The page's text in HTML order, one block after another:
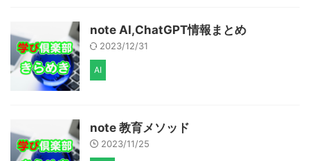
note AI,ChatGPT情報まとめ
2023/12/31
AI
note 教育メソッド
2023/11/25